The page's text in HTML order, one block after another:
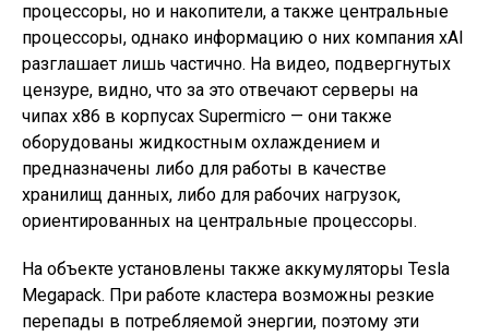
процессоры, но и накопители, а также центральные
процессоры, однако информацию о них компания xAI
разглашает лишь частично. На видео, подвергнутых
цензуре, видно, что за это отвечают серверы на
чипах x86 в корпусах Supermicro — они также
оборудованы жидкостным охлаждением и
предназначены либо для работы в качестве
хранилищ данных, либо для рабочих нагрузок,
ориентированных на центральные процессоры.
На объекте установлены также аккумуляторы Tesla
Megapack. При работе кластера возможны резкие
перепады в потребляемой энергии, поэтому эти